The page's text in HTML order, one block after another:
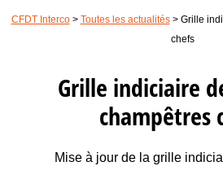
CFDT Interco> Toutes les actualités> Grille
chefs
Grille indiciaire
champêtres
Mise à jour de la grille